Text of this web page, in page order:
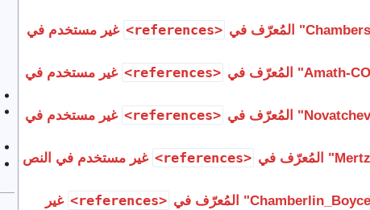
<references>
غير مستخدم في
<references>
غير مستخدم في
<references>
غير مستخدم في
<references>
غير مستخدم في النص
<references>
غير